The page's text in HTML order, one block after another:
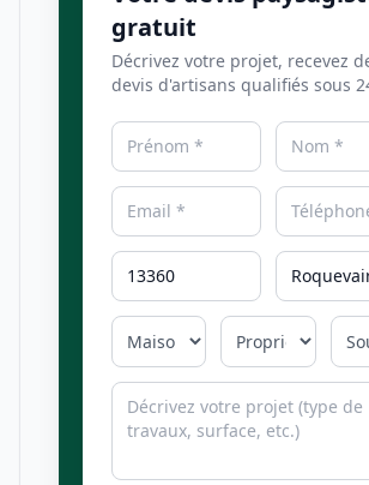
gratuit
Décrivez votre projet, recevez
devis d'artisans qualifiés sous